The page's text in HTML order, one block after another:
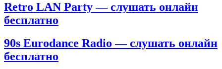
Retro LAN Party — слушать онлайн
бесплатно
90s Eurodance Radio — слушать онлайн
бесплатно